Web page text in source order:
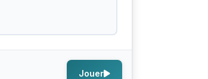
Jouer